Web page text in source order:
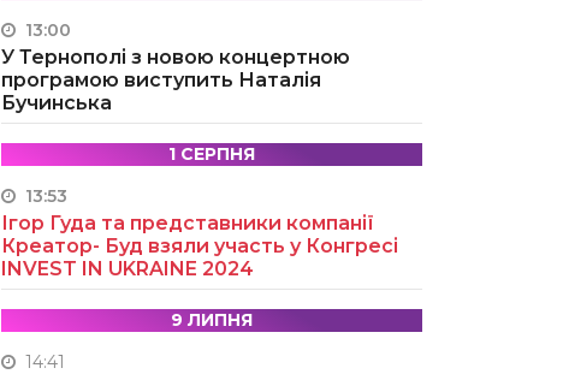
13:00
У Тернополі з новою концертною
програмою виступить Наталія
Бучинська
1 СЕРПНЯ
13:53
Ігор Гуда та представники компанії
Креатор- Буд взяли участь у Конгресі
INVEST IN UKRAINE 2024
9 ЛИПНЯ
14:41